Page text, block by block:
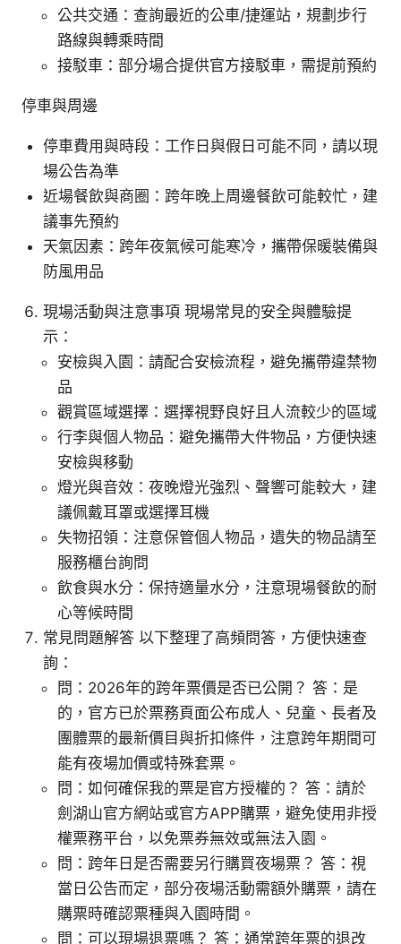
公共交通：查詢最近的公車/捷運站，規劃步行
路線與轉乘時間
接駁車：部分場合提供官方接駁車，需提前預約
停車與周邊
停車費用與時段：工作日與假日可能不同，請以現
場公告為準
近場餐飲與商圈：跨年晚上周邊餐飲可能較忙，建
議事先預約
天氣因素：跨年夜氣候可能寒冷，攜帶保暖裝備與
防風用品
現場活動與注意事項 現場常見的安全與體驗提
示：
安檢與入園：請配合安檢流程，避免攜帶違禁物
品
觀賞區域選擇：選擇視野良好且人流較少的區域
行李與個人物品：避免攜帶大件物品，方便快速
安檢與移動
燈光與音效：夜晚燈光強烈、聲響可能較大，建
議佩戴耳罩或選擇耳機
失物招領：注意保管個人物品，遺失的物品請至
服務櫃台詢問
飲食與水分：保持適量水分，注意現場餐飲的耐
心等候時間
常見問題解答 以下整理了高頻問答，方便快速查
詢：
問：2026年的跨年票價是否已公開？ 答：是
的，官方已於票務頁面公布成人、兒童、長者及
團體票的最新價目與折扣條件，注意跨年期間可
能有夜場加價或特殊套票。
問：如何確保我的票是官方授權的？ 答：請於
劍湖山官方網站或官方APP購票，避免使用非授
權票務平台，以免票券無效或無法入園。
問：跨年日是否需要另行購買夜場票？ 答：視
當日公告而定，部分夜場活動需額外購票，請在
購票時確認票種與入園時間。
問：可以現場退票嗎？ 答：通常跨年票的退改